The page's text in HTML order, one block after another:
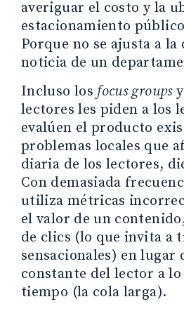
averiguar el costo y la
estacionamiento
Porque no se ajusta a
noticia de un
Incluso los focus groupsy
lectores les piden a los
evalúen el producto
problemas locales que
diaria de los lectores,
Con demasiada
utiliza métricas
el valor de un
de clics (lo que invita a
sensacionales) en lugar
constante del lector a
tiempo (la cola larga).